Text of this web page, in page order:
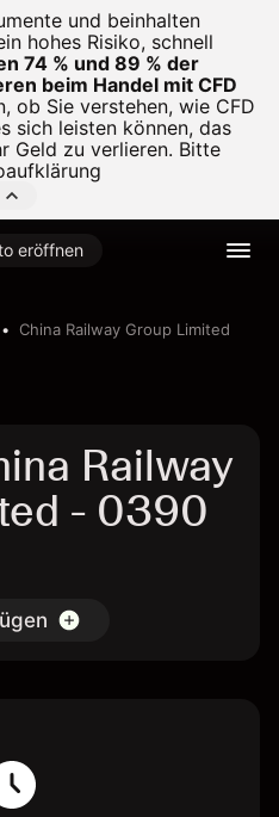
und beinhalten
hohes Risiko, schnell
74 % und 89 % der
beim Handel mit CFD
ob Sie verstehen, wie CFD
sich leisten können, das
Geld zu verlieren. Bitte
eröffnen
China Railway Group Limited
Railway
- 0390